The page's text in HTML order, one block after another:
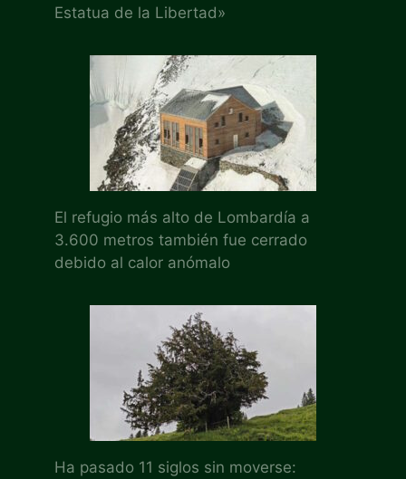
Estatua de la Libertad»
El refugio más alto de Lombardía a
3.600 metros también fue cerrado
debido al calor anómalo
Ha pasado 11 siglos sin moverse: